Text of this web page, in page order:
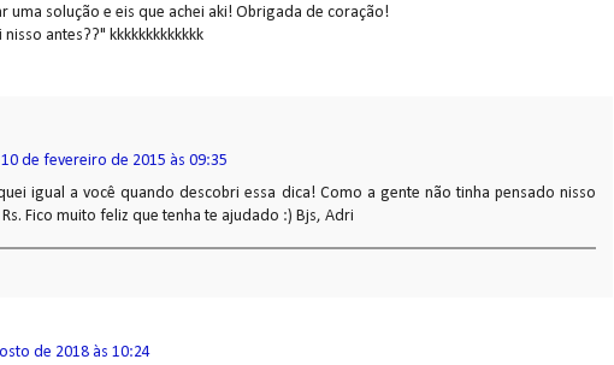
uma solução e eis que achei aki! Obrigada de coração!
antes??" kkkkkkkkkkkkk
10 de fevereiro de 2015 às 09:35
igual a você quando descobri essa dica! Como a gente não tinha pensado nisso
Fico muito feliz que tenha te ajudado :) Bjs, Adri
de 2018 às 10:24